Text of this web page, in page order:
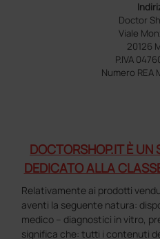
Doctor
Viale
20126
P.IVA
Numero REA
DOCTORSHOP.IT È UN
DEDICATO ALLA
Relativamente ai prodotti
aventi la seguente natura:
medico – diagnostici in vitro,
significa che: tutti i contenuti